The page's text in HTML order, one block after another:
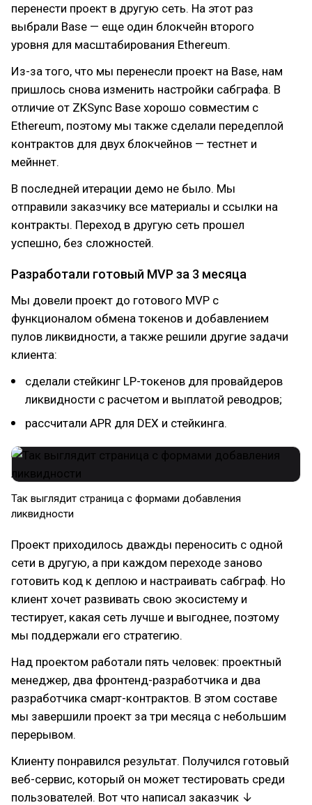
перенести проект в другую сеть. На этот раз
выбрали Base — еще один блокчейн второго
уровня для масштабирования Ethereum.
Из-за того, что мы перенесли проект на Base, нам
пришлось снова изменить настройки сабграфа. В
отличие от ZKSync Base хорошо совместим с
Ethereum, поэтому мы также сделали передеплой
контрактов для двух блокчейнов — тестнет и
мейннет.
В последней итерации демо не было. Мы
отправили заказчику все материалы и ссылки на
контракты. Переход в другую сеть прошел
успешно, без сложностей.
Разработали готовый MVP за 3 месяца
Мы довели проект до готового MVP с
функционалом обмена токенов и добавлением
пулов ликвидности, а также решили другие задачи
клиента:
сделали стейкинг LP-токенов для провайдеров
ликвидности с расчетом и выплатой реводров;
рассчитали APR для DEX и стейкинга.
Так выглядит страница с формами добавления
ликвидности
Проект приходилось дважды переносить с одной
сети в другую, а при каждом переходе заново
готовить код к деплою и настраивать сабграф. Но
клиент хочет развивать свою экосистему и
тестирует, какая сеть лучше и выгоднее, поэтому
мы поддержали его стратегию.
Над проектом работали пять человек: проектный
менеджер, два фронтенд-разработчика и два
разработчика смарт-контрактов. В этом составе
мы завершили проект за три месяца с небольшим
перерывом.
Клиенту понравился результат. Получился готовый
веб-сервис, который он может тестировать среди
пользователей. Вот что написал заказчик ↓